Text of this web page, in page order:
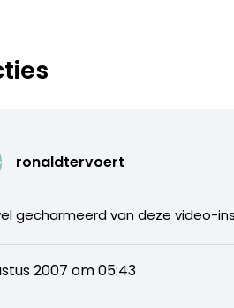
ronaldtervoert
gecharmeerd van deze video-
2007 om 05:43